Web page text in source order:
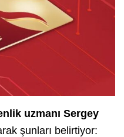
uzmanı Sergey
şunları belirtiyor: